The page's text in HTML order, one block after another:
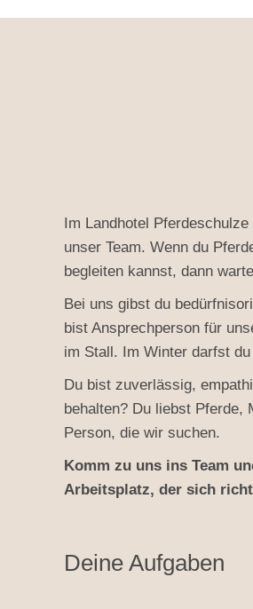
Im Landhotel
unser Team. Wenn du
begleiten kannst, dann
Bei uns gibst du
bist Ansprechperson für
im Stall. Im Winter darfst
Du bist zuverlässig,
behalten? Du liebst Pferde,
Person, die wir suchen.
Komm zu uns ins Team
Arbeitsplatz, der sich
Deine Aufgaben